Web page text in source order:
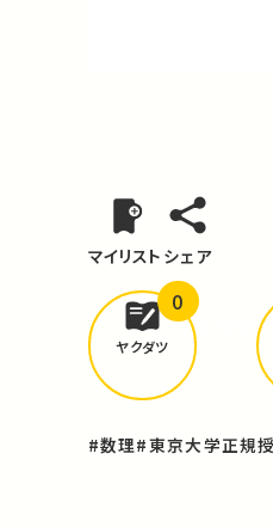
マイリスト シェア
どんな
ヤクダツ
0
#数理#東京大学正規